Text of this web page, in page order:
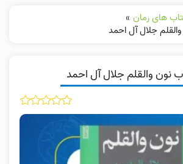
های رمان »
جلال آل احمد
نون والقلم جلال آل احمد